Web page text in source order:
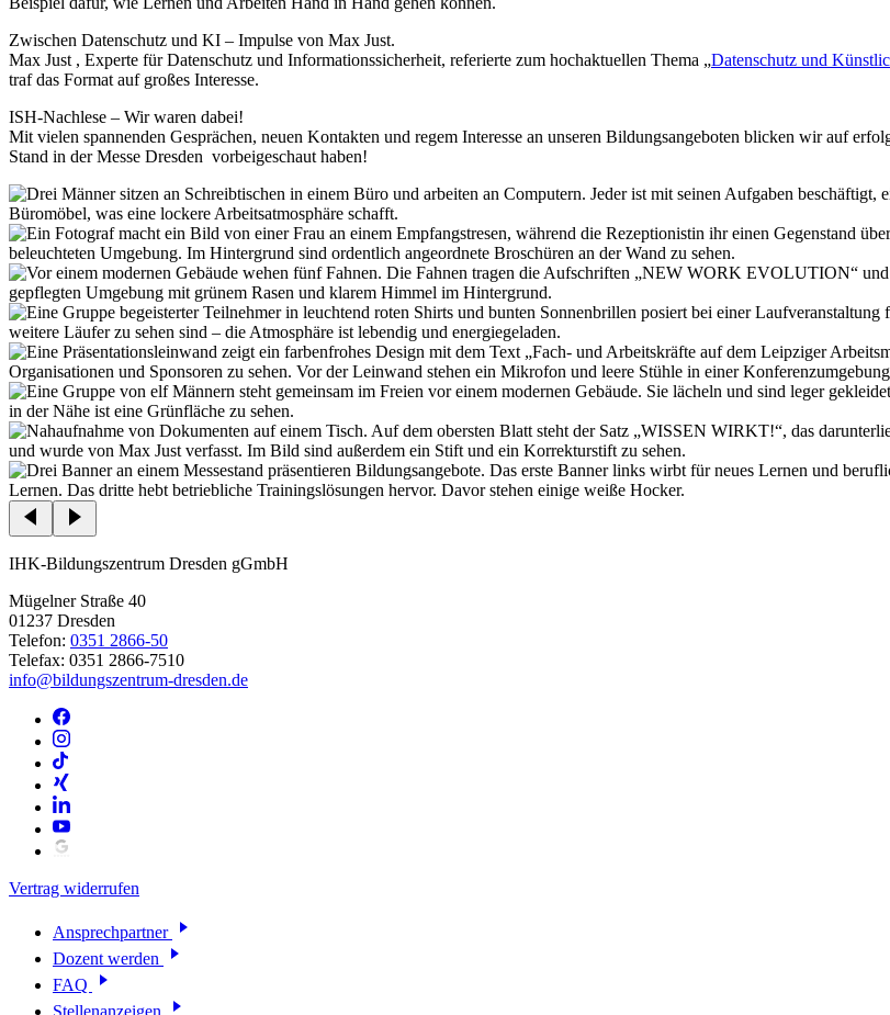
Zwischen Datenschutz und KI – Impulse von Max Just.
Max Just , Experte für Datenschutz und Informationssicherheit, referierte zum hochaktuellen Thema „Datenschutz und
traf das Format auf großes Interesse.
ISH-Nachlese – Wir waren dabei!
Mit vielen spannenden Gesprächen, neuen Kontakten und regem Interesse an unseren Bildungsangeboten blicken wir auf
Stand in der Messe Dresden vorbeigeschaut haben!
IHK-Bildungszentrum Dresden gGmbH
Mügelner Straße 40
01237 Dresden
Telefon: 0351 2866-50
Telefax: 0351 2866-7510
info@bildungszentrum-dresden.de
Vertrag widerrufen
Ansprechpartner
Dozent werden
FAQ